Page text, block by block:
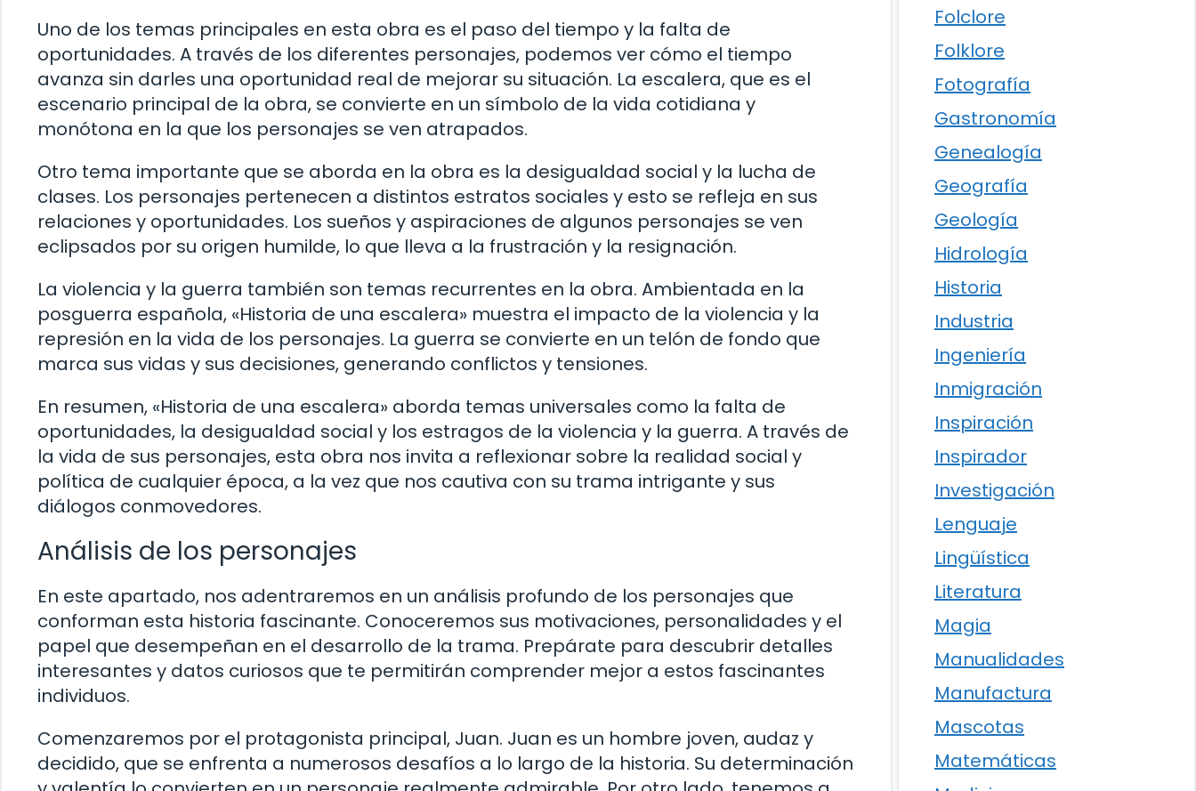
Uno de los temas principales en esta obra es el paso del tiempo y la falta de
oportunidades. A través de los diferentes personajes, podemos ver cómo el tiempo
avanza sin darles una oportunidad real de mejorar su situación. La escalera, que es el
escenario principal de la obra, se convierte en un símbolo de la vida cotidiana y
monótona en la que los personajes se ven atrapados.
Otro tema importante que se aborda en la obra es la desigualdad social y la lucha de
clases. Los personajes pertenecen a distintos estratos sociales y esto se refleja en sus
relaciones y oportunidades. Los sueños y aspiraciones de algunos personajes se ven
eclipsados por su origen humilde, lo que lleva a la frustración y la resignación.
La violencia y la guerra también son temas recurrentes en la obra. Ambientada en la
posguerra española, «Historia de una escalera» muestra el impacto de la violencia y la
represión en la vida de los personajes. La guerra se convierte en un telón de fondo que
marca sus vidas y sus decisiones, generando conflictos y tensiones.
En resumen, «Historia de una escalera» aborda temas universales como la falta de
oportunidades, la desigualdad social y los estragos de la violencia y la guerra. A través de
la vida de sus personajes, esta obra nos invita a reflexionar sobre la realidad social y
política de cualquier época, a la vez que nos cautiva con su trama intrigante y sus
diálogos conmovedores.
Análisis de los personajes
En este apartado, nos adentraremos en un análisis profundo de los personajes que
conforman esta historia fascinante. Conoceremos sus motivaciones, personalidades y el
papel que desempeñan en el desarrollo de la trama. Prepárate para descubrir detalles
interesantes y datos curiosos que te permitirán comprender mejor a estos fascinantes
individuos.
Comenzaremos por el protagonista principal, Juan. Juan es un hombre joven, audaz y
decidido, que se enfrenta a numerosos desafíos a lo largo de la historia. Su determinación
Folclore
Folklore
Fotografía
Gastronomía
Genealogía
Geografía
Geología
Hidrología
Historia
Industria
Ingeniería
Inmigración
Inspiración
Inspirador
Investigación
Lenguaje
Lingüística
Literatura
Magia
Manualidades
Manufactura
Mascotas
Matemáticas